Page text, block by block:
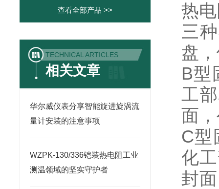
查看全部产品 >>
TECHNICAL ARTICLES
相关文章
华尔威仪表分享智能旋进旋涡流
量计安装的注意事项
WZPK-130/336铠装热电阻工业
测温领域的坚实守护者
热
三
盘
B型
工
面
C型
化
封